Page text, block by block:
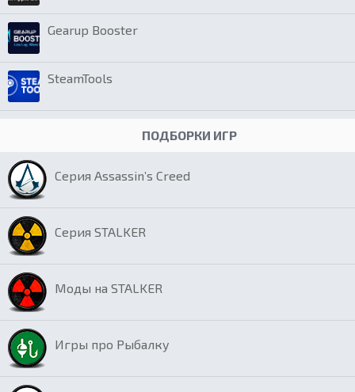
Gearup Booster
SteamTools
ПОДБОРКИ ИГР
Серия Assassin’s Creed
Серия STALKER
Моды на STALKER
Игры про Рыбалку